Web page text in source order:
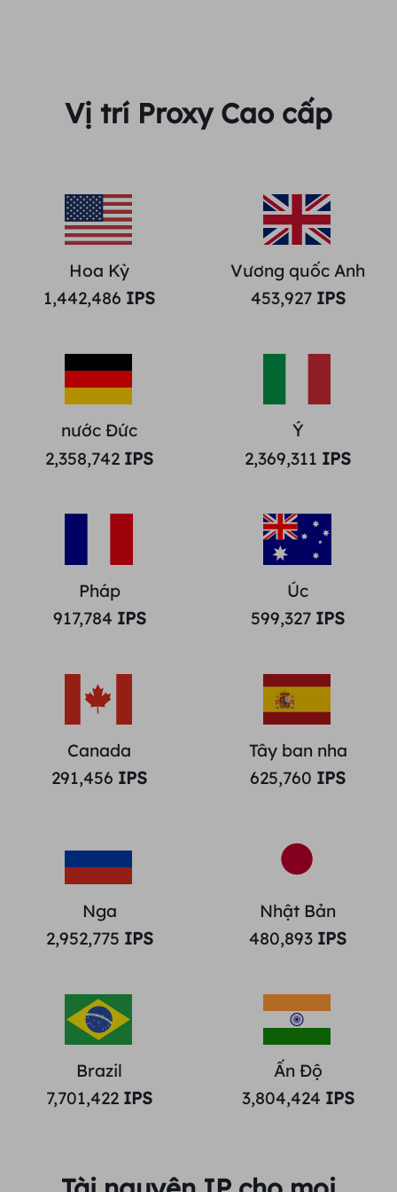
Vị trí Proxy Cao cấp
Hoa Kỳ
1,442,486 IPS
Vương quốc Anh
453,927IPS
nước Đức
2,358,742 IPS
Ý
2,369,311 IPS
Pháp
917,784 IPS
Úc
599,327 IPS
Canada
291,456 IPS
Tây ban nha
625,760 IPS
Nga
2,952,775 IPS
Nhật Bản
480,893 IPS
Brazil
7,701,422 IPS
Ấn Độ
3,804,424 IPS